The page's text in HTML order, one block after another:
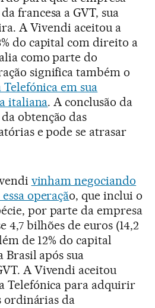
francesa a GVT, sua
A Vivendi aceitou a
do capital com direito a
como parte do
significa também o
em sua
italiana. A conclusão da
obtenção das
e pode se atrasar
vinham negociando
operação, que inclui o
por parte da empresa
4,7 bilhões de euros (14,2
de 12% do capital
Brasil após sua
A Vivendi aceitou
Telefónica para adquirir
ordinárias da